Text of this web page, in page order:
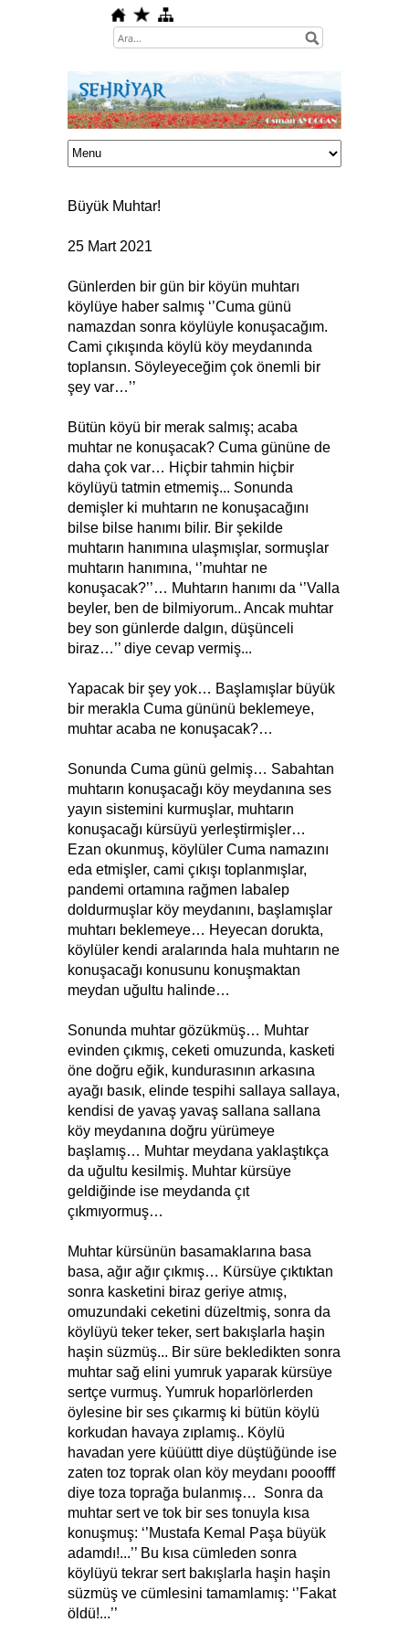
Büyük Muhtar!
25 Mart 2021
Günlerden bir gün bir köyün muhtarı
köylüye haber salmış ‘’Cuma günü
namazdan sonra köylüyle konuşacağım.
Cami çıkışında köylü köy meydanında
toplansın. Söyleyeceğim çok önemli bir
şey var…’’
Bütün köyü bir merak salmış; acaba
muhtar ne konuşacak? Cuma gününe de
daha çok var… Hiçbir tahmin hiçbir
köylüyü tatmin etmemiş... Sonunda
demişler ki muhtarın ne konuşacağını
bilse bilse hanımı bilir. Bir şekilde
muhtarın hanımına ulaşmışlar, sormuşlar
muhtarın hanımına, ‘’muhtar ne
konuşacak?’’… Muhtarın hanımı da ‘’Valla
beyler, ben de bilmiyorum.. Ancak muhtar
bey son günlerde dalgın, düşünceli
biraz…’’ diye cevap vermiş...
Yapacak bir şey yok… Başlamışlar büyük
bir merakla Cuma gününü beklemeye,
muhtar acaba ne konuşacak?…
Sonunda Cuma günü gelmiş… Sabahtan
muhtarın konuşacağı köy meydanına ses
yayın sistemini kurmuşlar, muhtarın
konuşacağı kürsüyü yerleştirmişler…
Ezan okunmuş, köylüler Cuma namazını
eda etmişler, cami çıkışı toplanmışlar,
pandemi ortamına rağmen labalep
doldurmuşlar köy meydanını, başlamışlar
muhtarı beklemeye… Heyecan dorukta,
köylüler kendi aralarında hala muhtarın ne
konuşacağı konusunu konuşmaktan
meydan uğultu halinde…
Sonunda muhtar gözükmüş… Muhtar
evinden çıkmış, ceketi omuzunda, kasketi
öne doğru eğik, kundurasının arkasına
ayağı basık, elinde tespihi sallaya sallaya,
kendisi de yavaş yavaş sallana sallana
köy meydanına doğru yürümeye
başlamış… Muhtar meydana yaklaştıkça
da uğultu kesilmiş. Muhtar kürsüye
geldiğinde ise meydanda çıt
çıkmıyormuş…
Muhtar kürsünün basamaklarına basa
basa, ağır ağır çıkmış… Kürsüye çıktıktan
sonra kasketini biraz geriye atmış,
omuzundaki ceketini düzeltmiş, sonra da
köylüyü teker teker, sert bakışlarla haşin
haşin süzmüş... Bir süre bekledikten sonra
muhtar sağ elini yumruk yaparak kürsüye
sertçe vurmuş. Yumruk hoparlörlerden
öylesine bir ses çıkarmış ki bütün köylü
korkudan havaya zıplamış.. Köylü
havadan yere küüüttt diye düştüğünde ise
zaten toz toprak olan köy meydanı pooofff
diye toza toprağa bulanmış… Sonra da
muhtar sert ve tok bir ses tonuyla kısa
konuşmuş: ‘’Mustafa Kemal Paşa büyük
adamdı!...’’ Bu kısa cümleden sonra
köylüyü tekrar sert bakışlarla haşin haşin
süzmüş ve cümlesini tamamlamış: ‘’Fakat
öldü!...’’